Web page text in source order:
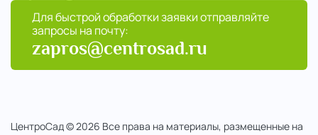
Для быстрой обработки заявки отправляйте
запросы на почту:
zapros@centrosad.ru
ЦентроСад © 2026 Все права на материалы, размещенные на